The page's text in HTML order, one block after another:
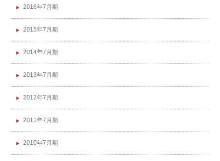
2016年7月期
2015年7月期
2014年7月期
2013年7月期
2012年7月期
2011年7月期
2010年7月期